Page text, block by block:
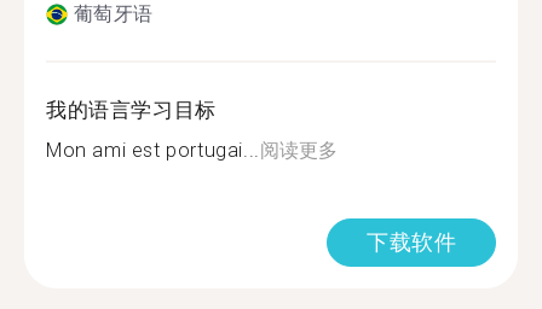
葡萄牙语
我的语言学习目标
Mon ami est portugai...阅读更多
下载软件